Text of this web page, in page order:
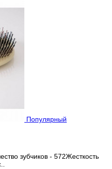
Популярный
зубчиков - 572Жесткость